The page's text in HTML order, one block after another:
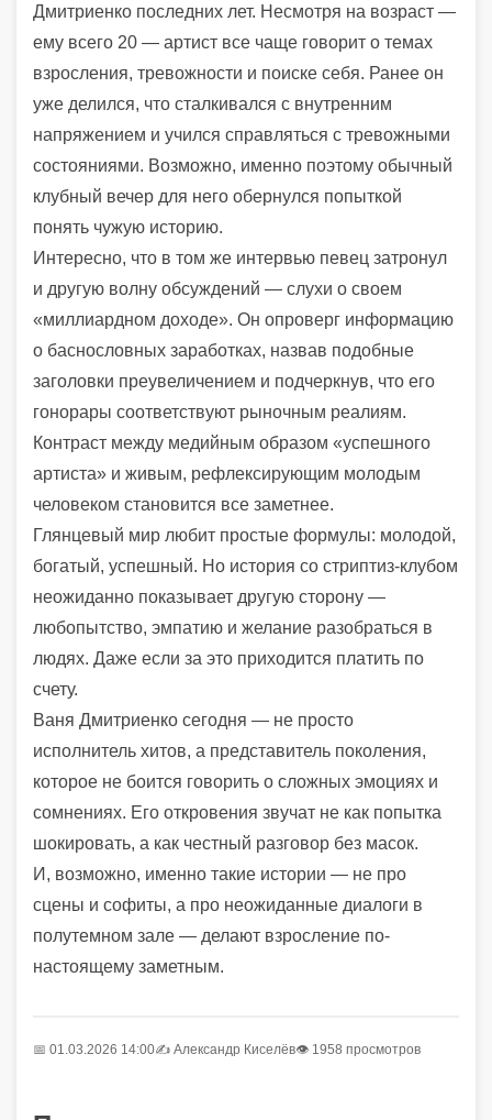
Дмитриенко последних лет. Несмотря на возраст —
ему всего 20 — артист все чаще говорит о темах
взросления, тревожности и поиске себя. Ранее он
уже делился, что сталкивался с внутренним
напряжением и учился справляться с тревожными
состояниями. Возможно, именно поэтому обычный
клубный вечер для него обернулся попыткой
понять чужую историю.
Интересно, что в том же интервью певец затронул
и другую волну обсуждений — слухи о своем
«миллиардном доходе». Он опроверг информацию
о баснословных заработках, назвав подобные
заголовки преувеличением и подчеркнув, что его
гонорары соответствуют рыночным реалиям.
Контраст между медийным образом «успешного
артиста» и живым, рефлексирующим молодым
человеком становится все заметнее.
Глянцевый мир любит простые формулы: молодой,
богатый, успешный. Но история со стриптиз-клубом
неожиданно показывает другую сторону —
любопытство, эмпатию и желание разобраться в
людях. Даже если за это приходится платить по
счету.
Ваня Дмитриенко сегодня — не просто
исполнитель хитов, а представитель поколения,
которое не боится говорить о сложных эмоциях и
сомнениях. Его откровения звучат не как попытка
шокировать, а как честный разговор без масок.
И, возможно, именно такие истории — не про
сцены и софиты, а про неожиданные диалоги в
полутемном зале — делают взросление по-
настоящему заметным.
📅 01.03.2026 14:00✍️ Александр Киселёв👁 1958 просмотров